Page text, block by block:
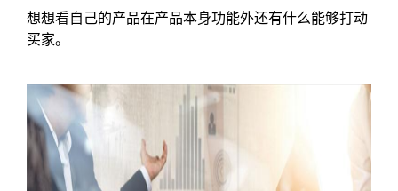
想想看自己的产品在产品本身功能外还有什么能够打动
买家。